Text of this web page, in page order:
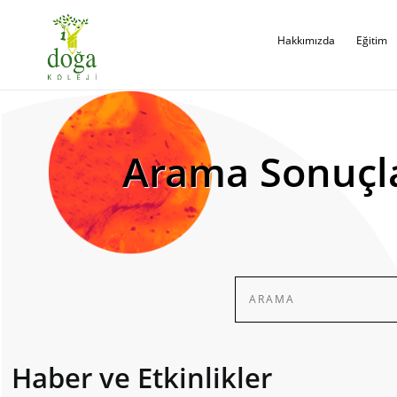
Hakkımızda Eğitim
Arama
Haber ve Etkinlikler